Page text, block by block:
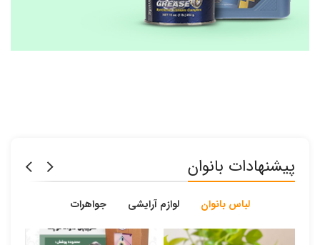
پیشنهادات بانوان
لباس بانوان لوازم آرایشی جواهرات